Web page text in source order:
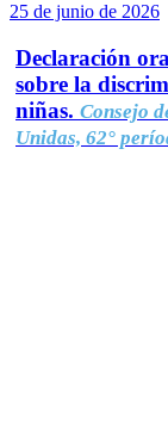
25 de junio de 2026
Declaración
sobre la
niñas. Consejo
Unidas, 62°